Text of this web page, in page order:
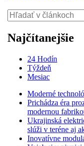
Najčítanejšie
24 Hodín
Týždeň
Mesiac
Moderné
Prichádza éra
modernou
Ukrajinská
slúži v teréne aj
Inovatívne